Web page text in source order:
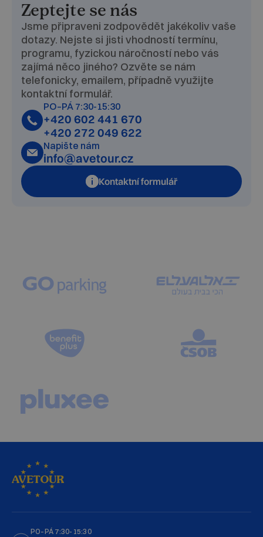
Zeptejte se nás
Jsme připraveni zodpovědět jakékoliv vaše
dotazy. Nejste si jisti vhodností termínu,
programu, fyzickou náročností nebo vás
zajímá něco jiného? Ozvěte se nám
telefonicky, emailem, případně využijte
kontaktní formulář.
PO–PÁ 7:30-15:30
+420 602 441 670
+420 272 049 622
Napište nám
info@avetour.cz
Kontaktní formulář
PO–PÁ 7:30-15:30